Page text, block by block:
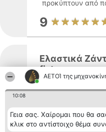
ΑΕΤΟΊ της
10:08
Γεια σας. Χαίρομαι που θα
κλικ στο αντίστοιχο θέμα
προκύπτουν από
9
Διακριθέντες
Ελαστικά
fixtyres.gr
Fixtyres αποτελεί
στον τομέα της